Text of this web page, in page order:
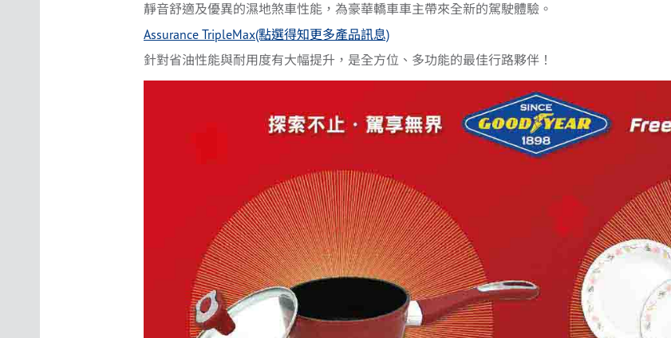
靜音舒適及優異的濕地煞車性能，為豪華轎車車主帶來全新的駕駛體驗。
Assurance TripleMax(點選得知更多產品訊息)
針對省油性能與耐用度有大幅提升，是全方位、多功能的最佳行路夥伴！